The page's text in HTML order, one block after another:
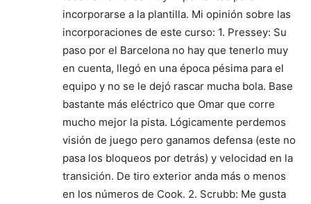
incorporarse a la plantilla. Mi opinión sobre las
incorporaciones de este curso: 1. Pressey: Su
paso por el Barcelona no hay que tenerlo muy
en cuenta, llegó en una época pésima para el
equipo y no se le dejó rascar mucha bola. Base
bastante más eléctrico que Omar que corre
mucho mejor la pista. Lógicamente perdemos
visión de juego pero ganamos defensa (este no
pasa los bloqueos por detrás) y velocidad en la
transición. De tiro exterior anda más o menos
en los números de Cook. 2. Scrubb: Me gusta